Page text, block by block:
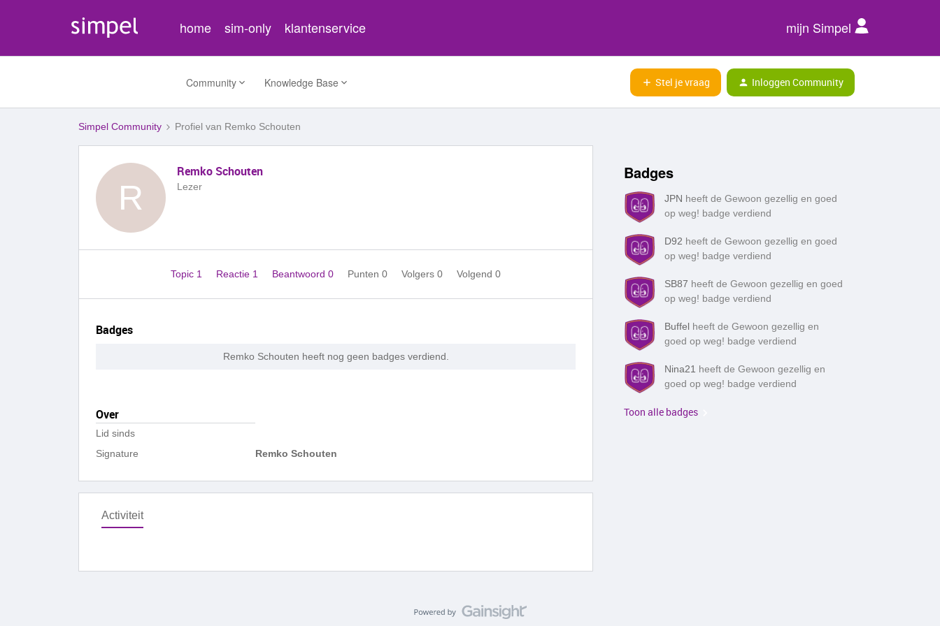
home sim-only klantenservice mijn Simpel
Community Knowledge Base Stel je vraag Inloggen Community
Simpel Community Profiel van Remko Schouten
R
Remko Schouten
Lezer
Topic 1 Reactie 1 Beantwoord 0 Punten 0 Volgers 0 Volgend 0
Badges
Remko Schouten heeft nog geen badges verdiend.
Over
Lid sinds
Signature
Remko Schouten
Activiteit
Badges
JPN heeft de Gewoon gezellig en goed
op weg! badge verdiend
D92 heeft de Gewoon gezellig en goed
op weg! badge verdiend
SB87 heeft de Gewoon gezellig en goed
op weg! badge verdiend
Buffel heeft de Gewoon gezellig en
goed op weg! badge verdiend
Nina21 heeft de Gewoon gezellig en
goed op weg! badge verdiend
Toon alle badges